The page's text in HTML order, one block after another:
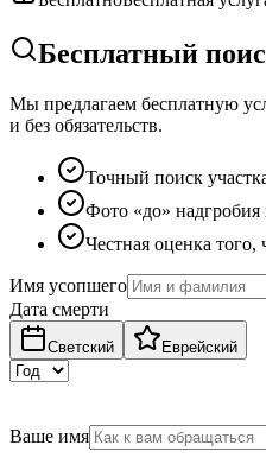
Бесплатный
Мы предлагаем бесплатную
и без обязательств.
Точный поиск
Фото «до» надгробия
Честная оценка
Имя усопшего
Дата смерти
Светский Еврейский
Ваше имя